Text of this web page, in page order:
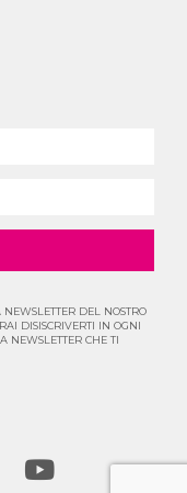
NEWSLETTER DEL NOSTRO
DISISCRIVERTI IN OGNI
NEWSLETTER CHE TI
Y
o